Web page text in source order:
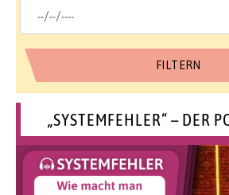
„SYSTEMFEHLER“ – DER